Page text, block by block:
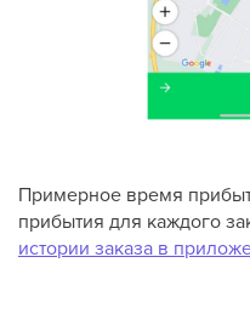
Примерное время
прибытия для каждого
истории заказа в